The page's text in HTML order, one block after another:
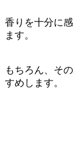
香りを十分に
ます。
もちろん、そ
すめします。